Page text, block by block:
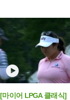
[마이어 LPGA 클래식]